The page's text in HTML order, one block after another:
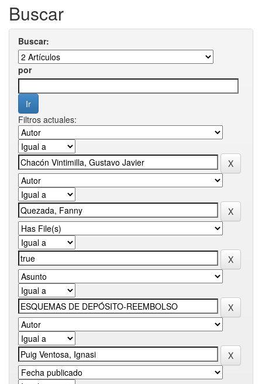
Buscar
Buscar:
por
Filtros actuales: